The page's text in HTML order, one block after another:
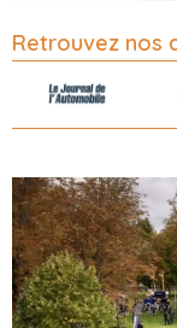
Retrouvez nos